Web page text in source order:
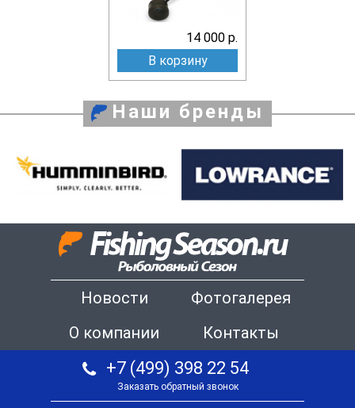
14 000 р.
В корзину
Наши бренды
Новости
Фотогалерея
О компании
Контакты
+7 (499) 398 22 54
Заказать обратный звонок